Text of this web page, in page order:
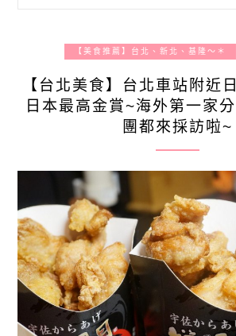
【美食推薦】台北、新北、基隆～＊
【台北美食】台北車站附近
日本最高金賞~海外第一家
團都來採訪啦~